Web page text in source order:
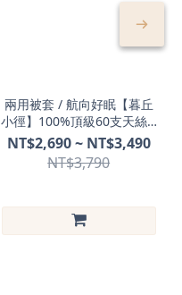
兩用被套 / 航向好眠【暮丘
小徑】100%頂級60支天絲™
萊賽爾
NT$2,690 ~ NT$3,490
NT$3,790